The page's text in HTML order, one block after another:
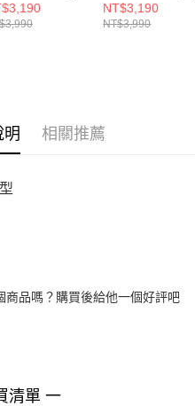
3 M 男 跑步
RISE 3 M 男 跑步
鞋 KK1202
NT$3,190
NT$3,990
明 相關推薦
商品嗎？購買後給他一個好評吧
清單 一